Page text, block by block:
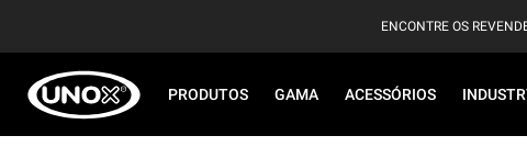
ENCONTRE OS
PRODUTOS GAMA ACESSÓRIOS